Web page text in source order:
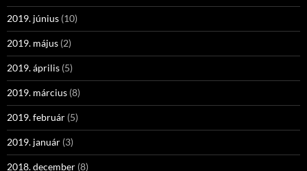
2019. június (10)
2019. május (2)
2019. április (5)
2019. március (8)
2019. február (5)
2019. január (3)
2018. december (8)